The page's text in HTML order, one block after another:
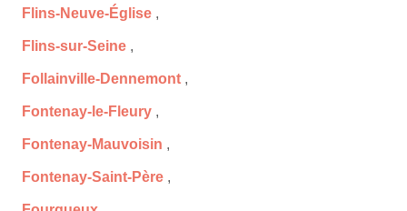
Flins-Neuve-Église ,
Flins-sur-Seine ,
Follainville-Dennemont ,
Fontenay-le-Fleury ,
Fontenay-Mauvoisin ,
Fontenay-Saint-Père ,